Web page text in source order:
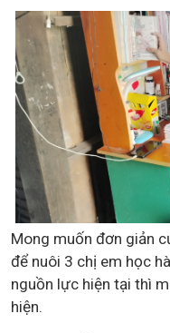
Mong muốn đơn giản
để nuôi 3 chị em học
nguồn lực hiện tại thì
hiện.